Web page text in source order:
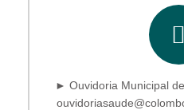
► Ouvidoria Municipal